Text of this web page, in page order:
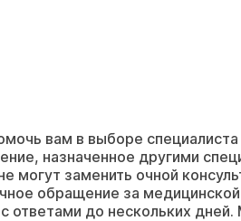
вам в выборе
назначенное другими
заменить очной
обращение за
до нескольких дней.